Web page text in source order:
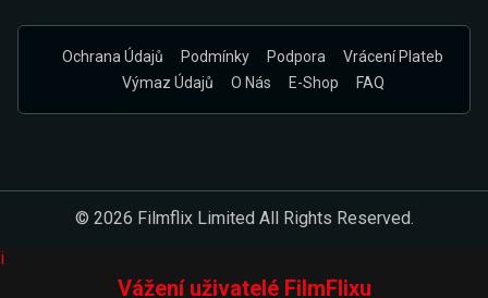
Ochrana Údajů Podmínky Podpora
Vrácení Plateb
Výmaz Údajů
O Nás E-Shop FAQ
© 2026 Filmflix Limited All Rights Reserved.
i
Vážení uživatelé FilmFlixu